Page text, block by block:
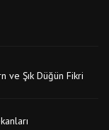
hizmet ve